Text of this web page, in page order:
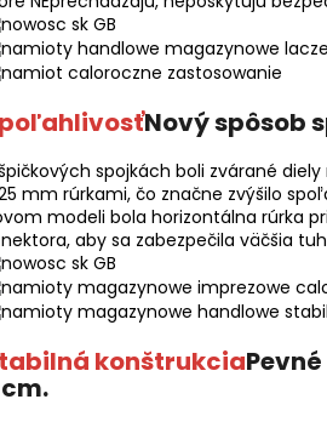
Nový spôsob
spojkách boli zvárané
mm rúrkami, čo značne zvýšilo
modeli bola horizontálna rúrka
aby sa zabezpečila väčšia
konštrukcia